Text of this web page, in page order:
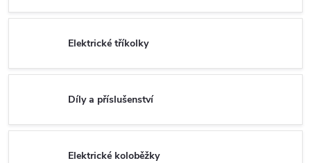
Elektrické tříkolky
Díly a příslušenství
Elektrické koloběžky